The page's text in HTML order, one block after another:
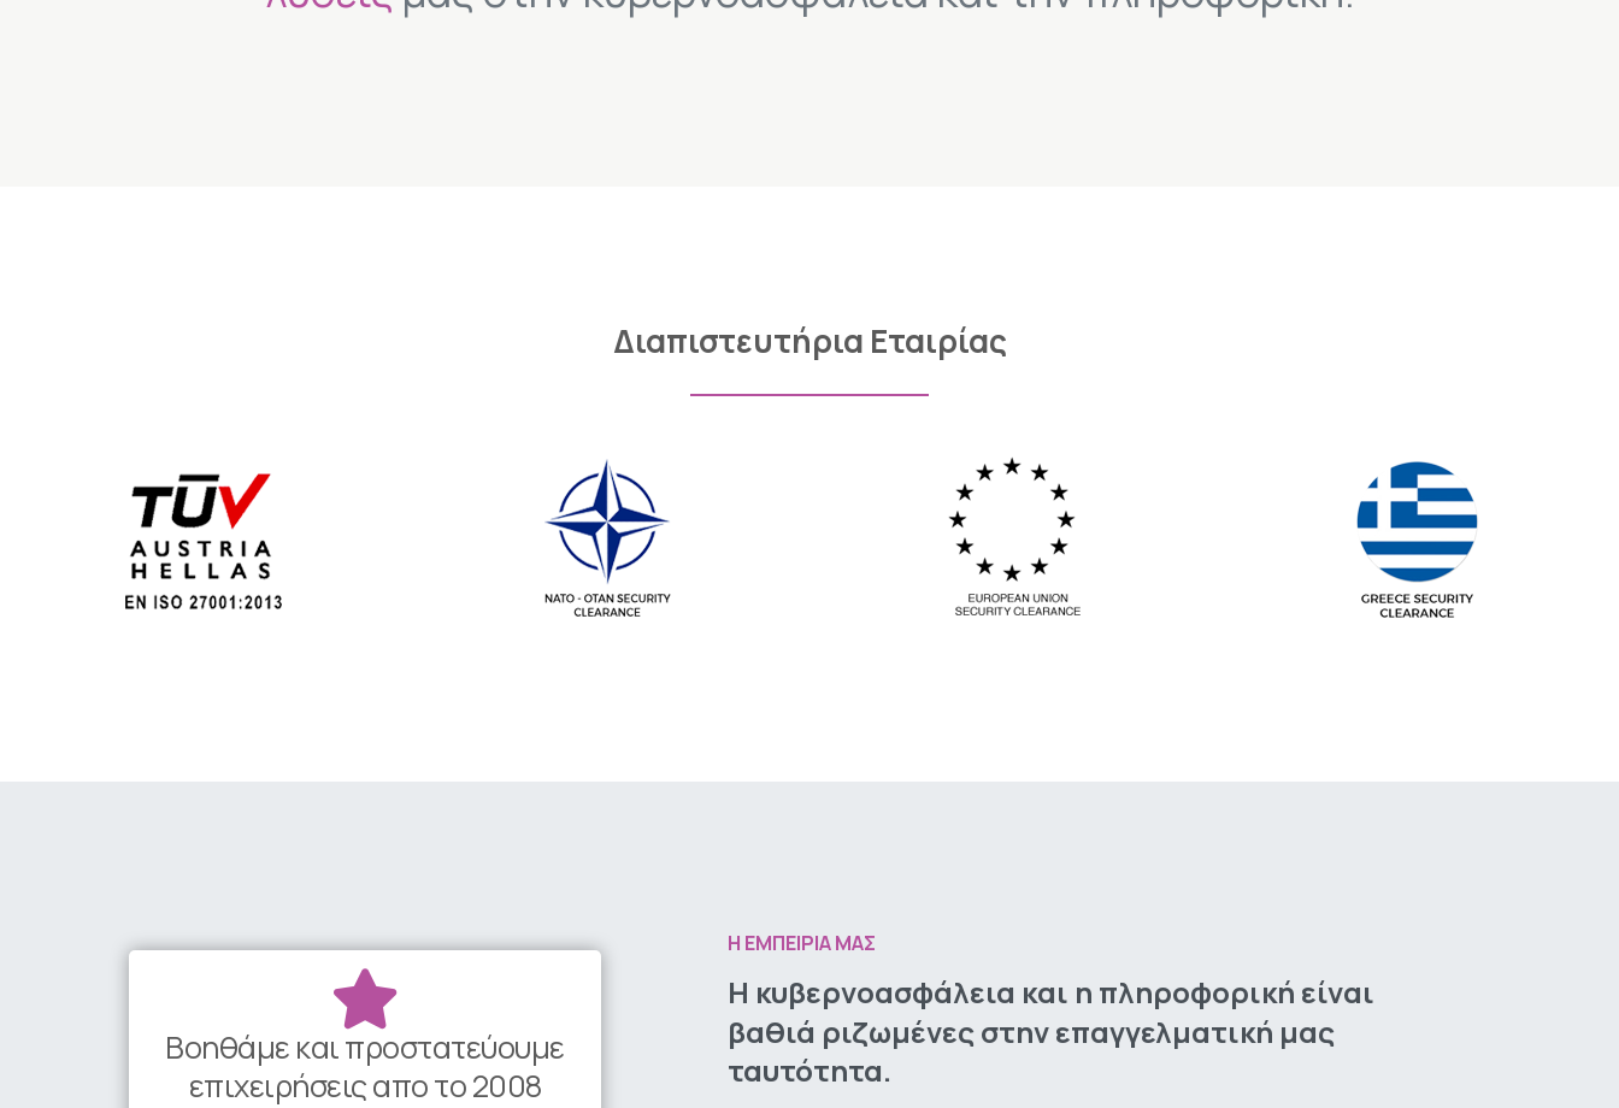
Διαπιστευτήρια Εταιρίας
Βοηθάμε και προστατεύουμε
επιχειρήσεις απο το 2008
Η ΕΜΠΕΙΡΙΑ ΜΑΣ
Η κυβερνοασφάλεια και η πληροφορική είναι
βαθιά ριζωμένες στηνεπαγγελματική μας
ταυτότητα.